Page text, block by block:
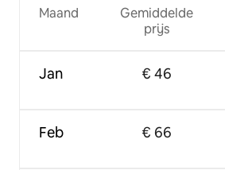
Maand
Jan
Feb
Gemiddelde
prijs
€ 46
€ 66